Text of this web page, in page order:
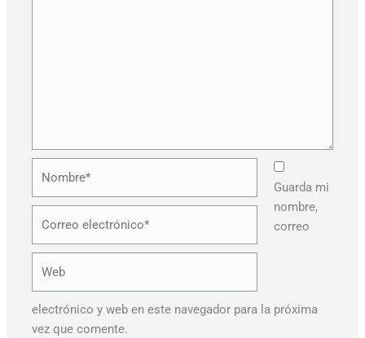
Guarda mi
nombre,
correo
electrónico y web en este navegador para la próxima
vez que comente.